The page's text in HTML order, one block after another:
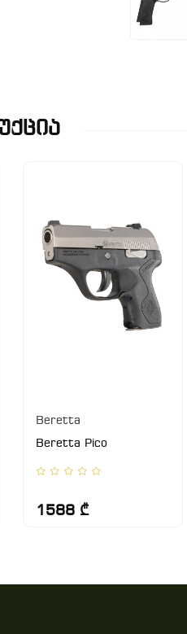
Beretta
Beretta Pico
1588 ₾